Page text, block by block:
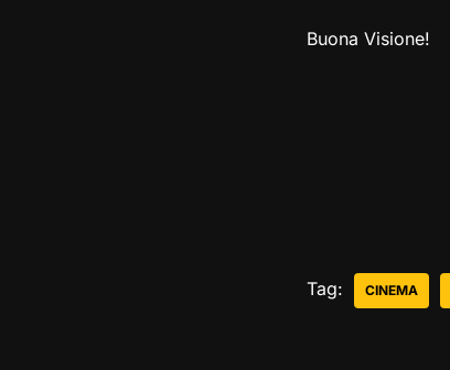
Buona Visione!
Tag: CINEMA